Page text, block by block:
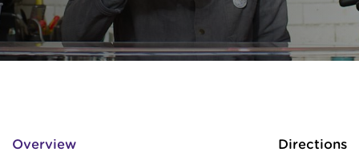
Overview Directions